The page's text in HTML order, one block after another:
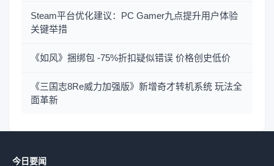
Steam平台优化建议：PC Gamer九点提升用户体验
关键举措
《如风》捆绑包 -75%折扣疑似错误 价格创史低价
《三国志8Re威力加强版》新增奇才转机系统 玩法全
面革新
今日要闻